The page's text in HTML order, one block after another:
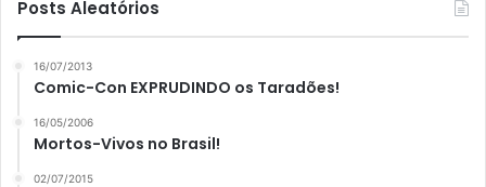
Posts Aleatórios
16/07/2013
Comic-Con EXPRUDINDO os Taradões!
16/05/2006
Mortos-Vivos no Brasil!
02/07/2015